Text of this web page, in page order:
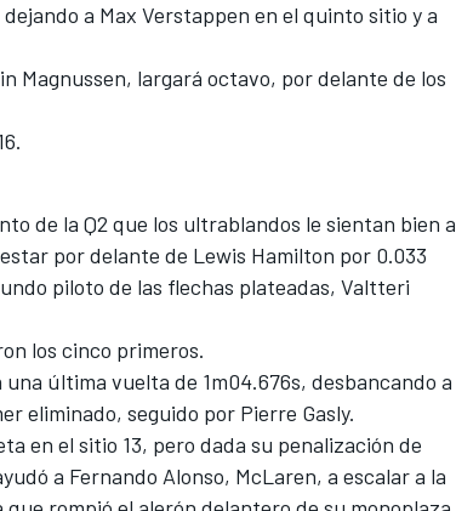
a Max Verstappen en el quinto sitio y a
Magnussen, largará octavo, por delante de los
de la Q2 que los ultrablandos le sientan bien
por delante de Lewis Hamilton por 0.033
piloto de las flechas plateadas, Valtteri
los cinco primeros.
última vuelta de 1m04.676s, desbancando a
eliminado, seguido por Pierre Gasly.
en el sitio 13, pero dada su penalización de
a Fernando Alonso, McLaren, a escalar a la